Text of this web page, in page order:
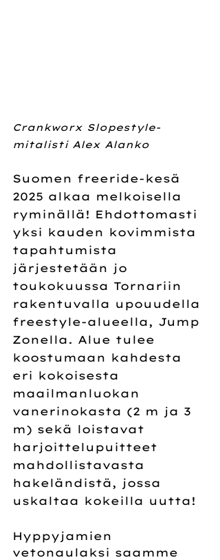
Crankworx Slopestyle-
mitalisti Alex Alanko
Suomen freeride-kesä
2025 alkaa melkoisella
ryminällä! Ehdottomasti
yksi kauden kovimmista
tapahtumista
järjestetään jo
toukokuussa Tornariin
rakentuvalla upouudella
freestyle-alueella, Jump
Zonella. Alue tulee
koostumaan kahdesta
eri kokoisesta
maailmanluokan
vanerinokasta (2 m ja 3
m) sekä loistavat
harjoittelupuitteet
mahdollistavasta
hakeländistä, jossa
uskaltaa kokeilla uutta!
Hyppyjamien
vetonaulaksi saamme